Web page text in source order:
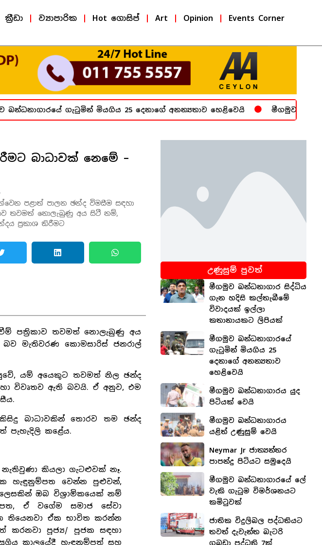
ක්‍රීඩා ව්‍යාපාරික Hot ගොසිප් Art Opinion Events Corner
ගැටුමින් මියගිය 25 දෙනාගේ අනන්‍යතාව හෙළිවෙයි මීගමුව
බාධාවක් නෙමේ –
පළාත් පාලන ඡන්ද විමසීම සඳහා
තවමත් නොලැබුණු අය සිටී නම්,
ප්‍රකාශ කිරීමට
පත්‍රිකාව තවමත් නොලැබුණු අය
මැතිවරණ කොමසාරිස් ජනරාල්
යම් අයෙකුට තවමත් නිල ඡන්ද
විවෘතව ඇති බවයි. ඒ අනුව, එම
බාධාවකින් තොරව තම ඡන්ද
පැහැදිලි කළේය.
කියලා ගැටළුවක් නෑ.
හැඳුනුම්පත වෙන්න පුළුවන්,
ඔබ විශ්‍රාමිකයෙක් නම්
ඒ වගේම සමාජ සේවා
තියෙනවා ඒක භාවිත කරන්න
කරනවා පූජ්‍ය/ පූජක සඳහා
කාලයේදී හැඳුනුම්පත් සහ
උණුසුම් පුවත්
මීගමුව බන්ධනාගාර සිද්ධිය
ගැන හදිසි කල්තැබීමේ
විවාදයක් ඉල්ලා
කතානායකට ලිපියක්
මීගමුව බන්ධනාගාරයේ
ගැටුමින් මියගිය 25
දෙනාගේ අනන්‍යතාව
හෙළිවෙයි
මීගමුව බන්ධනාගාරය යුද
පිටියක් වෙයි
මීගමුව බන්ධනාගාරය
යළිත් උණුසුම් වෙයි
Neymar Jr ජාත්‍යන්තර
පාපන්දු පිටියට සමුදෙයි
මීගමුව බන්ධනාගාරයේ ලේ
වැකි ගැටුම විමර්ශනයට
කමිටුවක්
ජාතික විදුලිබල පද්ධතියට
තවත් දැවැන්ත බැටරි
ගබඩා පද්ධති 7ක්